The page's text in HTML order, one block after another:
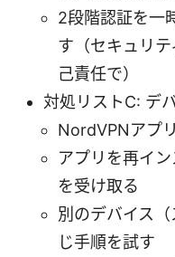
2段階認証を一
す（セキュリ
己責任で）
対処リストC: デ
NordVPNアプ
アプリを再イ
を受け取る
別のデバイス
じ手順を試す